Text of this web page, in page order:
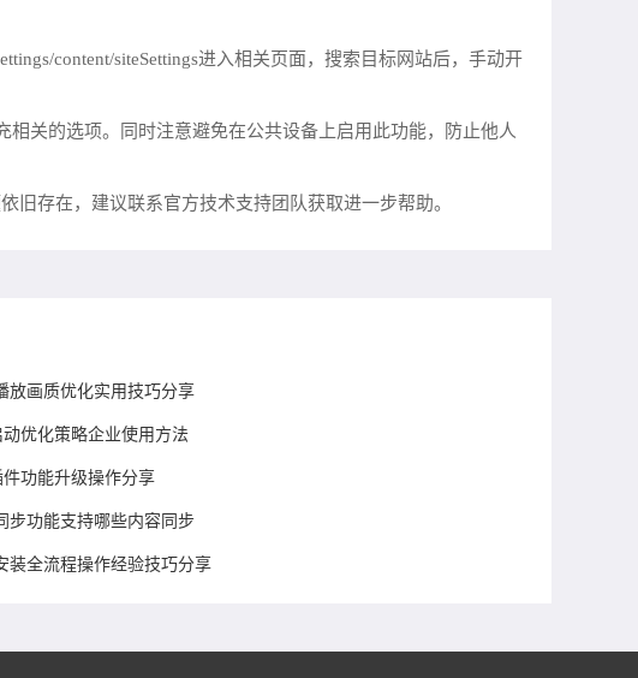
content/siteSettings进入相关页面，搜索目标网站后，手动开
关的选项。同时注意避免在公共设备上启用此功能，防止他人
旧存在，建议联系官方技术支持团队获取进一步帮助。
放画质优化实用技巧分享
优化策略企业使用方法
功能升级操作分享
步功能支持哪些内容同步
装全流程操作经验技巧分享